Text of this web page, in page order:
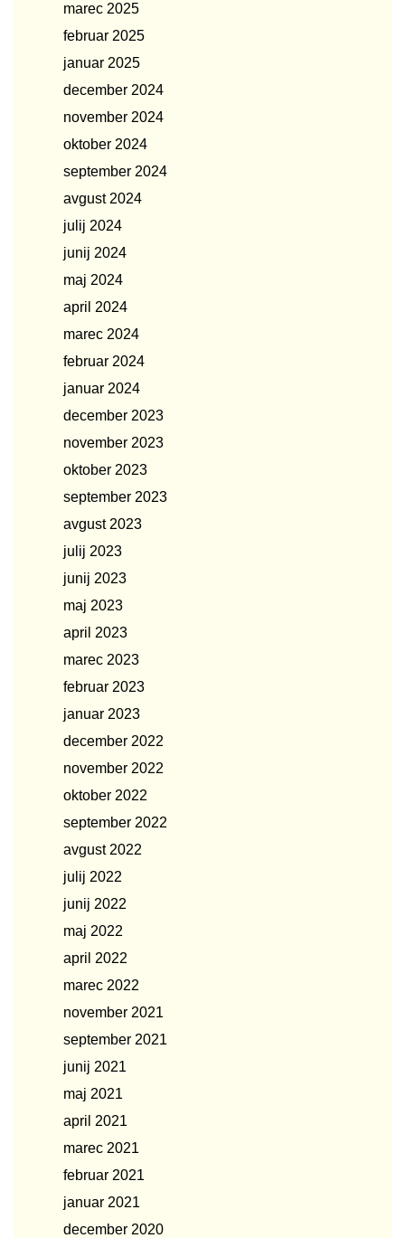
marec 2025
februar 2025
januar 2025
december 2024
november 2024
oktober 2024
september 2024
avgust 2024
julij 2024
junij 2024
maj 2024
april 2024
marec 2024
februar 2024
januar 2024
december 2023
november 2023
oktober 2023
september 2023
avgust 2023
julij 2023
junij 2023
maj 2023
april 2023
marec 2023
februar 2023
januar 2023
december 2022
november 2022
oktober 2022
september 2022
avgust 2022
julij 2022
junij 2022
maj 2022
april 2022
marec 2022
november 2021
september 2021
junij 2021
maj 2021
april 2021
marec 2021
februar 2021
januar 2021
december 2020